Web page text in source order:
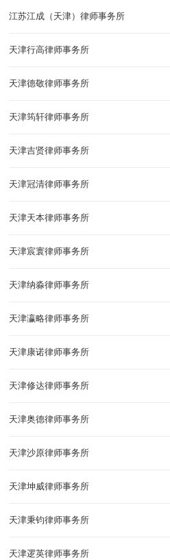
江苏江成（天津）律师事务所
天津行高律师事务所
天津德敬律师事务所
天津筠轩律师事务所
天津吉贤律师事务所
天津冠清律师事务所
天津天本律师事务所
天津宸寰律师事务所
天津纳淼律师事务所
天津瀛略律师事务所
天津康诺律师事务所
天津修达律师事务所
天津奥德律师事务所
天津沙原律师事务所
天津坤威律师事务所
天津秉钧律师事务所
天津逻英律师事务所